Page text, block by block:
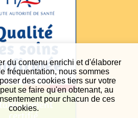
du contenu enrichi et d'élaborer
fréquentation, nous sommes
des cookies tiers sur votre
se faire qu'en obtenant, au
pour chacun de ces
cookies.